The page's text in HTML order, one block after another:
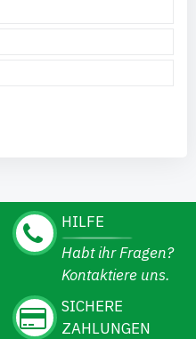
HILFE
Habt ihr Fragen?
Kontaktiere uns.
SICHERE
ZAHLUNGEN